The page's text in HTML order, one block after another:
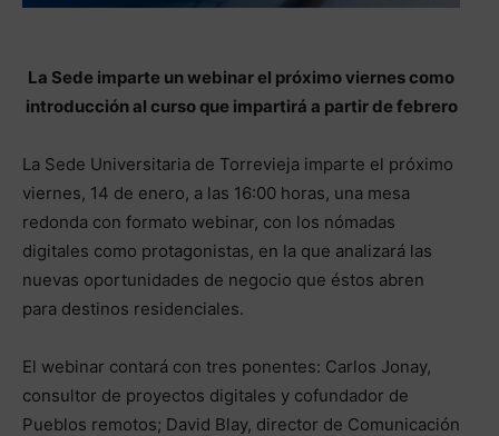
La Sede imparte un webinar el próximo viernes como
introducción al curso que impartirá a partir de febrero
La Sede Universitaria de Torrevieja imparte el próximo
viernes, 14 de enero, a las 16:00 horas, una mesa
redonda con formato webinar, con los nómadas
digitales como protagonistas, en la que analizará las
nuevas oportunidades de negocio que éstos abren
para destinos residenciales.
El webinar contará con tres ponentes: Carlos Jonay,
consultor de proyectos digitales y cofundador de
Pueblos remotos; David Blay, director de Comunicación